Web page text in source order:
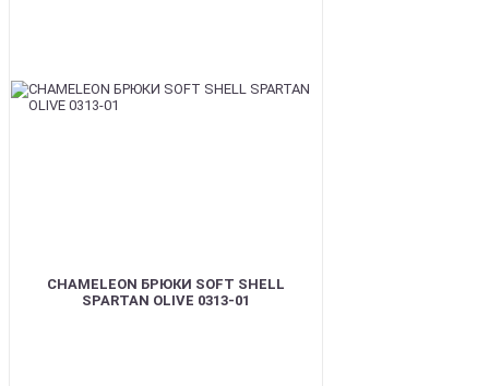
CHAMELEON БРЮКИ SOFT SHELL
SPARTAN OLIVE 0313-01